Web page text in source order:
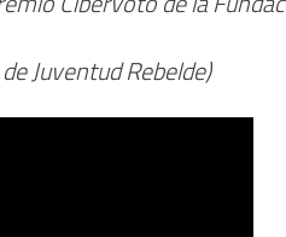
Juventud Rebelde)